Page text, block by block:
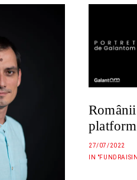
27/07/2022
IN